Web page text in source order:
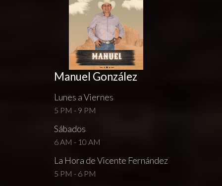
Manuel González
Lunes a Viernes
5 PM - 9 PM
Sábados
6 AM - 10 AM
La Hora de Vicente Fernández
5 PM - 6 PM